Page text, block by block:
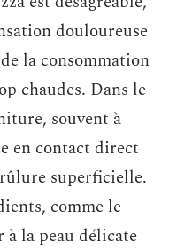
douloureuse
la consommation
chaudes. Dans le
souvent à
en contact direct
superficielle.
comme le
la peau délicate